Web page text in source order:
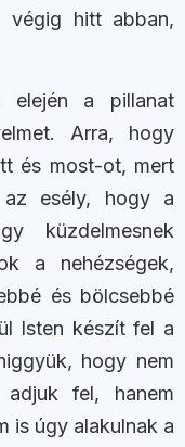
végig hitt abban,
elején a pillanat
Arra, hogy
és most-ot, mert
az esély, hogy a
küzdelmesnek
a nehézségek,
és bölcsebbé
Isten készít fel a
hogy nem
fel, hanem
is úgy alakulnak a